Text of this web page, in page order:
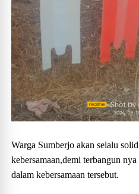
Warga Sumberjo akan selalu
kebersamaan,demi terbangun
dalam kebersamaan tersebut.